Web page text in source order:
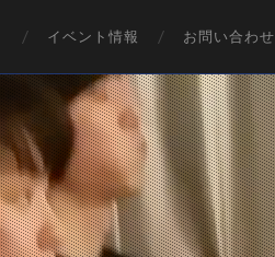
イベント情報 お問い合わせ